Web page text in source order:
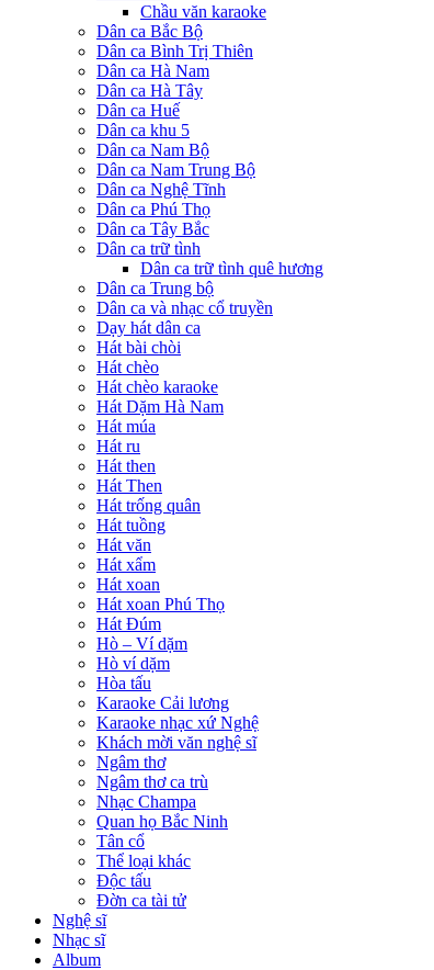
Chầu văn karaoke
Dân ca Bắc Bộ
Dân ca Bình Trị Thiên
Dân ca Hà Nam
Dân ca Hà Tây
Dân ca Huế
Dân ca khu 5
Dân ca Nam Bộ
Dân ca Nam Trung Bộ
Dân ca Nghệ Tĩnh
Dân ca Phú Thọ
Dân ca Tây Bắc
Dân ca trữ tình
Dân ca trữ tình quê hương
Dân ca Trung bộ
Dân ca và nhạc cổ truyền
Dạy hát dân ca
Hát bài chòi
Hát chèo
Hát chèo karaoke
Hát Dặm Hà Nam
Hát múa
Hát ru
Hát then
Hát Then
Hát trống quân
Hát tuồng
Hát văn
Hát xẩm
Hát xoan
Hát xoan Phú Thọ
Hát Đúm
Hò – Ví dặm
Hò ví dặm
Hòa tấu
Karaoke Cải lương
Karaoke nhạc xứ Nghệ
Khách mời văn nghệ sĩ
Ngâm thơ
Ngâm thơ ca trù
Nhạc Champa
Quan họ Bắc Ninh
Tân cổ
Thể loại khác
Độc tấu
Đờn ca tài tử
Nghệ sĩ
Nhạc sĩ
Album